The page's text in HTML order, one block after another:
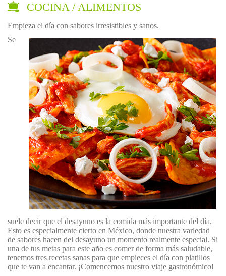
COCINA / ALIMENTOS
Empieza el día con sabores irresistibles y sanos.
Se
suele decir que el desayuno es la comida más importante del día.
Esto es especialmente cierto en México, donde nuestra variedad
de sabores hacen del desayuno un momento realmente especial. Si
una de tus metas para este año es comer de forma más saludable,
tenemos tres recetas sanas para que empieces el día con platillos
que te van a encantar. ¡Comencemos nuestro viaje gastronómico!